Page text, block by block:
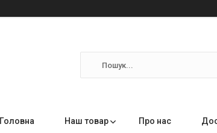
Головна Наш товар Про нас